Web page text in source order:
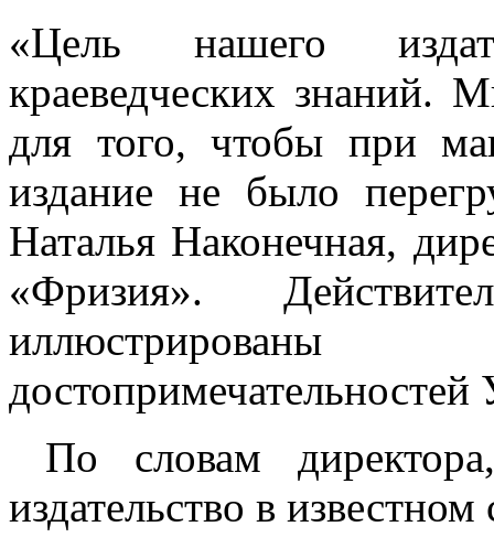
«Цель нашего
краеведческих знаний.
для того, чтобы при
издание не было
Наталья Наконечная,
«Фризия».
иллюстрированы
достопримечательностей
По словам
издательство в